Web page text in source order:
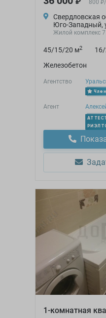
800 ₽/
Свердловская
Юго-Западный,
Жилой комплекс
45/15/20 м2
Железобетон
Агентство
Агент
1-комнатная